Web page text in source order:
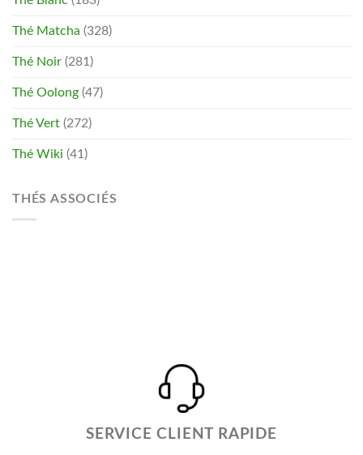
Thé Matcha (328)
Thé Noir (281)
Thé Oolong (47)
Thé Vert (272)
Thé Wiki (41)
THÉS ASSOCIÉS
SERVICE CLIENT RAPIDE